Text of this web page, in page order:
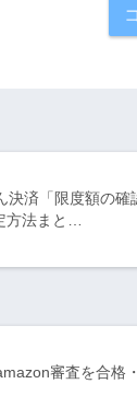
決済「限度額の確
方法まと…
審査を合格